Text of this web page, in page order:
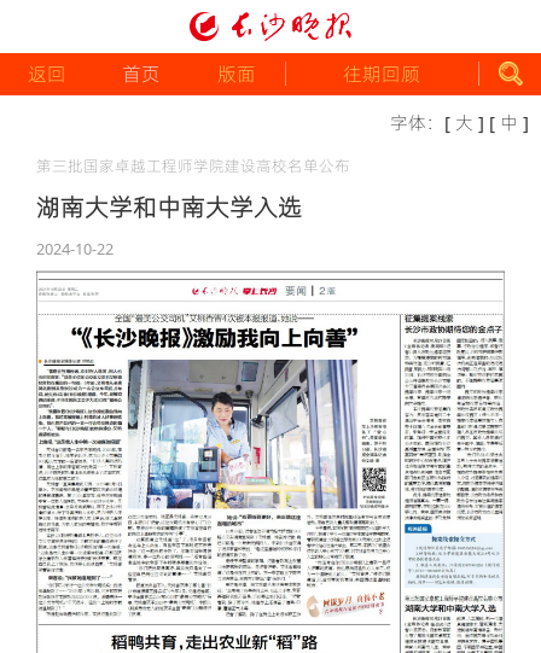
返回 首页 版面 往期回顾
字体： [ 大 ] [ 中 ]
第三批国家卓越工程师学院建设高校名单公布
湖南大学和中南大学入选
2024-10-22